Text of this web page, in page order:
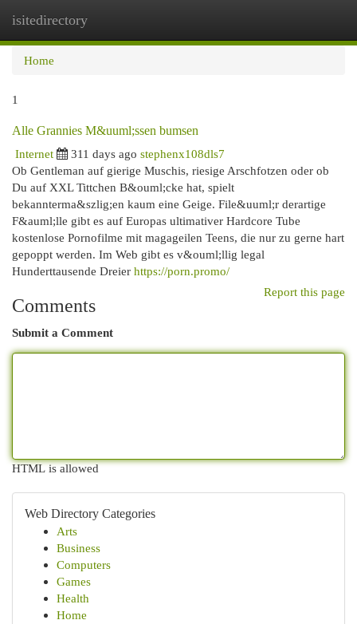
isitedirectory
Home
1
Alle Grannies M&uuml;ssen bumsen
Internet
311 days ago stephenx108dls7
Ob Gentleman auf gierige Muschis, riesige Arschfotzen oder ob
Du auf XXL Tittchen B&ouml;cke hat, spielt
bekannterma&szlig;en kaum eine Geige. File&uuml;r derartige
F&auml;lle gibt es auf Europas ultimativer Hardcore Tube
kostenlose Pornofilme mit magageilen Teens, die nur zu gerne hart
gepoppt werden. Im Web gibt es v&ouml;llig legal
Hunderttausende Dreier https://porn.promo/
Report this page
Comments
Submit a Comment
HTML is allowed
Web Directory Categories
Arts
Business
Computers
Games
Health
Home